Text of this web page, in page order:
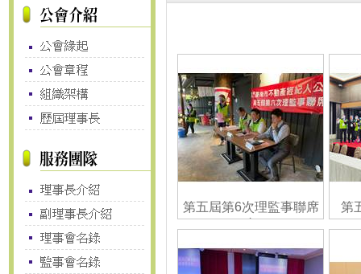
空白回首頁 公會介紹
第五屆第6次理監事聯席
會
第